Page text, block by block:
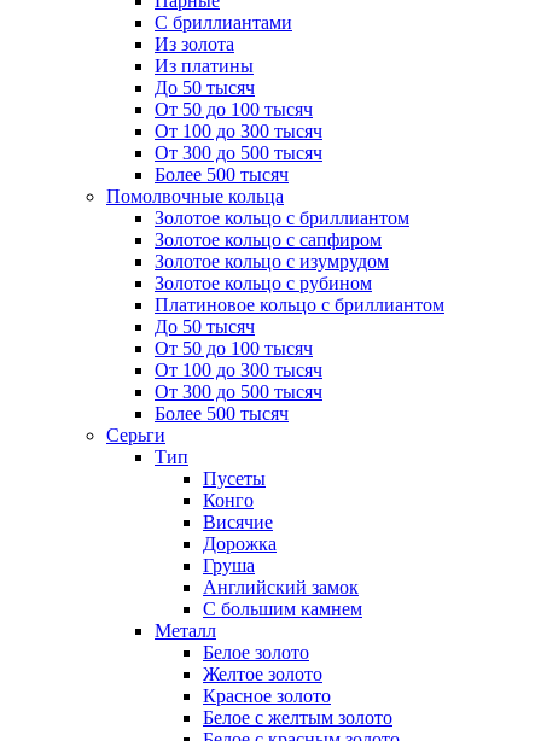
С бриллиантами
Из золота
Из платины
До 50 тысяч
От 50 до 100 тысяч
От 100 до 300 тысяч
От 300 до 500 тысяч
Более 500 тысяч
Помолвочные кольца
Золотое кольцо с бриллиантом
Золотое кольцо с сапфиром
Золотое кольцо с изумрудом
Золотое кольцо с рубином
Платиновое кольцо с бриллиантом
До 50 тысяч
От 50 до 100 тысяч
От 100 до 300 тысяч
От 300 до 500 тысяч
Более 500 тысяч
Серьги
Тип
Пусеты
Конго
Висячие
Дорожка
Груша
Английский замок
С большим камнем
Металл
Белое золото
Желтое золото
Красное золото
Белое с желтым золото